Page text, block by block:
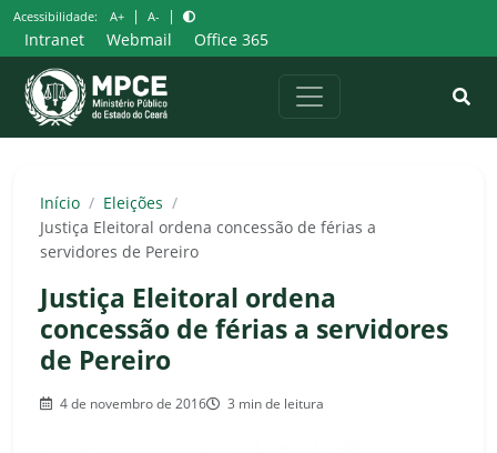
Pular
para
o
conteúdo
Acessibilidade: A+ | A- |
Intranet Webmail Office 365
Início / Eleições /
Justiça Eleitoral ordena concessão de férias a
servidores de Pereiro
Justiça Eleitoral ordena
concessão de férias a servidores
de Pereiro
4 de novembro de 2016 3 min de leitura